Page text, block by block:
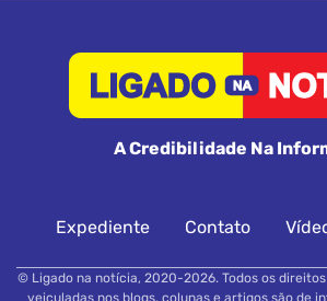
A Credibilidade Na
Expediente Contato
© Ligado na notícia, 2020-2026. Todos os
veiculadas nos blogs, colunas e artigos são de